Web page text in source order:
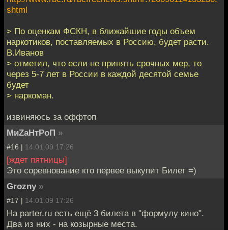
shtml
> По оценкам ФСКН, в ближайшие годы объем
наркотиков, поставляемых в Россию, будет расти.
В.Иванов
> отметил, что если не принять срочных мер, то
через 5-7 лет в России в каждой десятой семье
будет
> наркоман.
извиняюсь за оффтоп
МиZаНтРоП »
#16 | 14.01.09 17:26
[ждет пятницы]
Это соревнование кто первее выкупит Билет =)
Grozny »
#17 | 14.01.09 17:26
На parter.ru есть ещё 3 билета в "формулу кино".
Два из них - на козырные места.